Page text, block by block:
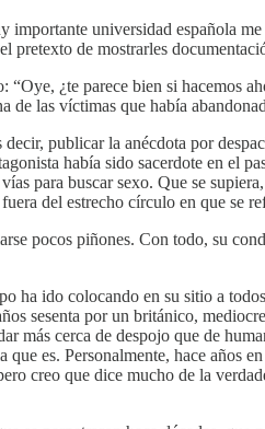
universidad española
pretexto de mostrarles
¿te parece bien si hacemos
las víctimas que había
publicar la anécdota por
había sido sacerdote en el
para buscar sexo. Que se
del estrecho círculo en que se
pocos piñones. Con todo, su
ha ido colocando en su sitio a
sesenta por un británico,
cerca de despojo que de
es. Personalmente, hace años
creo que dice mucho de la